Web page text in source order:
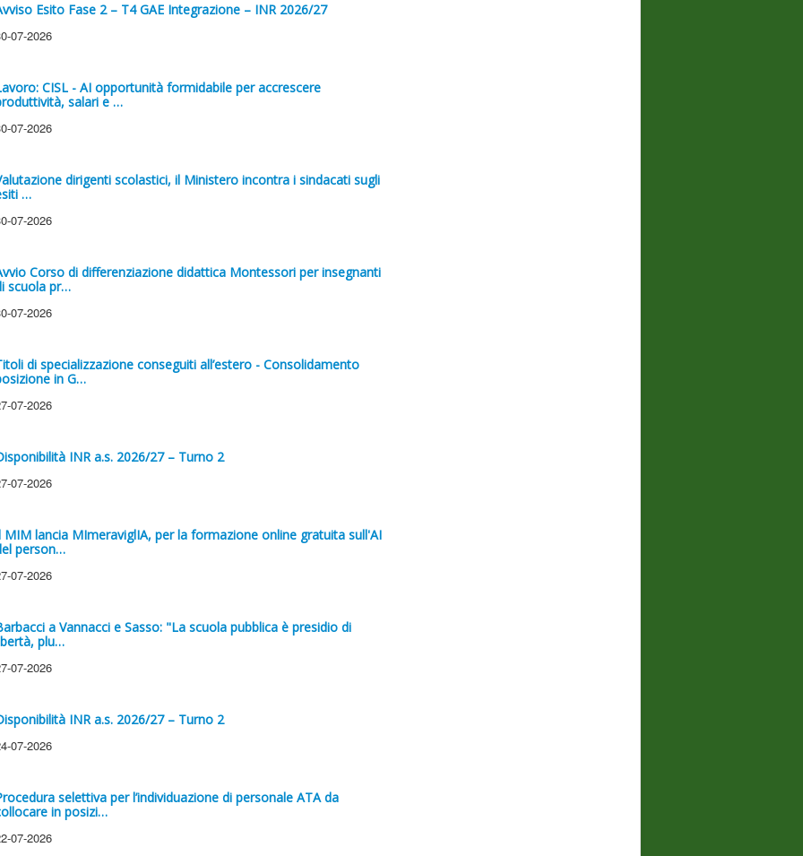
Esito Fase 2 – T4 GAE Integrazione – INR 2026/27
07-2026
CISL - AI opportunità formidabile per accrescere
salari e …
07-2026
dirigenti scolastici, il Ministero incontra i sindacati sugli
…
07-2026
Corso di differenziazione didattica Montessori per insegnanti
scuola pr…
07-2026
di specializzazione conseguiti all’estero - Consolidamento
in G…
07-2026
INR a.s. 2026/27 – Turno 2
07-2026
MIM lancia MImeraviglIA, per la formazione online gratuita sull'AI
person…
07-2026
a Vannacci e Sasso: "La scuola pubblica è presidio di
plu…
07-2026
INR a.s. 2026/27 – Turno 2
07-2026
selettiva per l’individuazione di personale ATA da
in posizi…
07-2026